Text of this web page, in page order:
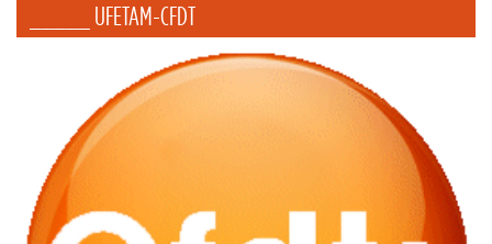
_____ UFETAM-CFDT